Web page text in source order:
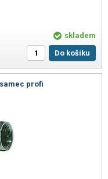
skladem
Do košíku
profi